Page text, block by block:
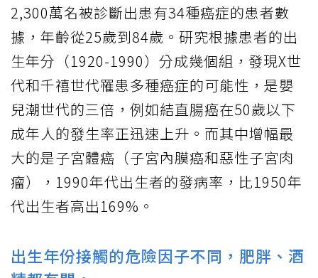
2,300萬名被診斷出患有34種癌症的患者數
據，年齡從25歲到84歲。研究根據患者的出
生年分（1920-1990）分成幾個組，發現X世
代和千禧世代罹患多種癌症的可能性，是嬰
兒潮世代的三倍，例如結直腸癌在50歲以下
成年人的發生率正迅速上升。而其中增幅最
大的是子宮體癌（子宮內膜癌和惡性子宮肉
瘤），1990年代出生者的發病率，比1950年
代出生者高出169%。
出生年份接觸的危險因子不同，肥胖、酒